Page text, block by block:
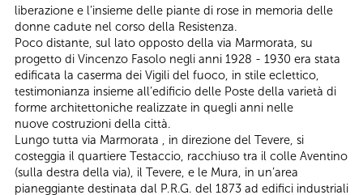
liberazione e l’insieme delle piante di rose in memoria delle
donne cadute nel corso della Resistenza.
Poco distante, sul lato opposto della via Marmorata, su
progetto di Vincenzo Fasolo negli anni 1928 - 1930 era stata
edificata la caserma dei Vigili del fuoco, in stile eclettico,
testimonianza insieme all’edificio delle Poste della varietà di
forme architettoniche realizzate in quegli anni nelle
nuove costruzioni della città.
Lungo tutta via Marmorata , in direzione del Tevere, si
costeggia il quartiere Testaccio, racchiuso tra il colle Aventino
(sulla destra della via), il Tevere, e le Mura, in un’area
pianeggiante destinata dal P.R.G. del 1873 ad edifici industriali